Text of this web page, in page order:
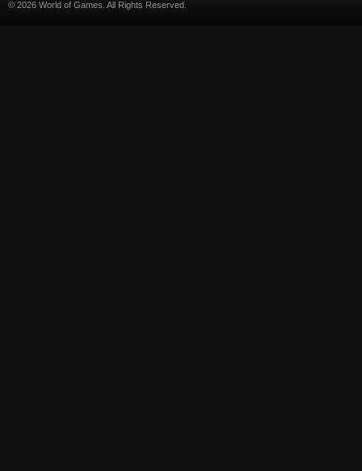
© 2026 World of Games. All Rights Reserved.